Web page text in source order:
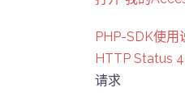
PHP-SDK使用
HTTP Status
请求